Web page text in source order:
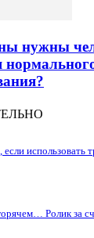
нужны
использовать
Ролик за